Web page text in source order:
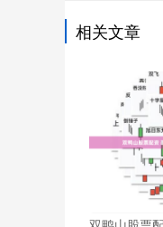
相关文章